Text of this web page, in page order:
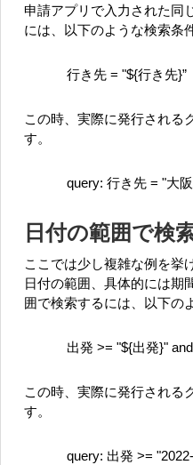
申請アプリで入力された同
には、以下のような検索条
行き先 = "${行き先}”
この時、実際に発行される
す。
query: 行き先 = "大
日付の範囲で検
ここでは少し複雑な例を挙
日付の範囲、具体的には期
囲で検索するには、以下の
出発 >= "${出発}"
この時、実際に発行される
す。
query: 出発 >=